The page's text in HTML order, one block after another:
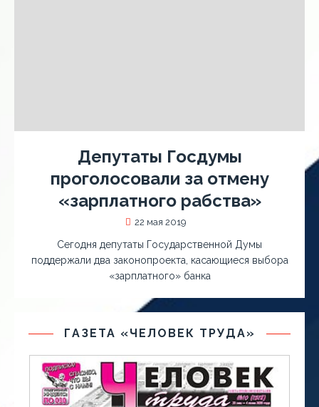
Депутаты Госдумы
проголосовали за отмену
«зарплатного рабства»
22 мая 2019
Сегодня депутаты Государственной Думы
поддержали два законопроекта, касающиеся выбора
«зарплатного» банка
ГАЗЕТА «ЧЕЛОВЕК ТРУДА»